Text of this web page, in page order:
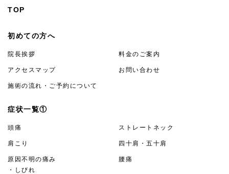
TOP
初めての方へ
院長挨拶 料金のご案内
アクセスマップ お問い合わせ
施術の流れ・ご予約について
症状一覧①
頭痛 ストレートネック
肩こり 四十肩・五十肩
原因不明の痛み
・しびれ
腰痛